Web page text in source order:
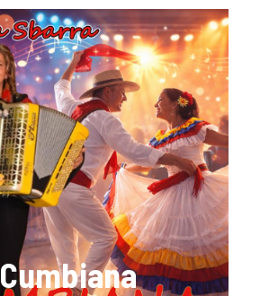
Cumbiana